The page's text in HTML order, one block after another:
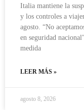
Italia mantiene la
y los controles a
agosto. “No
en seguridad
medida
LEER MÁS »
agosto 8, 2026